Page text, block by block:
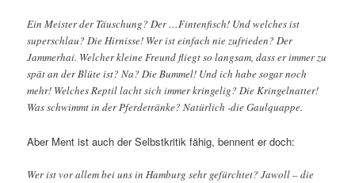
Ein Meister der Täuschung? Der …Fintenfisch! Und welches ist
superschlau? Die Hirnisse! Wer ist einfach nie zufrieden? Der
Jammerhai. Welcher kleine Freund fliegt so langsam, dass er immer zu
spät an der Blüte ist? Na? Die Bummel! Und ich habe sogar noch
mehr! Welches Reptil lacht sich immer kringelig? Die Kringelnatter!
Was schwimmt in der Pferdetränke? Natürlich -die Gaulquappe.
Aber Ment ist auch der Selbstkritik fähig, bennent er doch:
Wer ist vor allem bei uns in Hamburg sehr gefürchtet? Jawoll – die